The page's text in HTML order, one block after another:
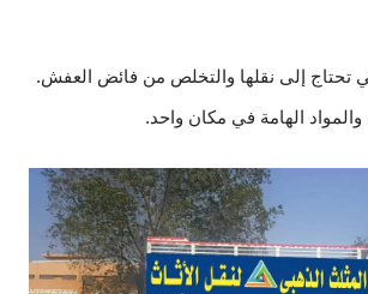
تحتاج إلى نقلها والتخلص من فائض العفش.
الهامة في مكان واحد.